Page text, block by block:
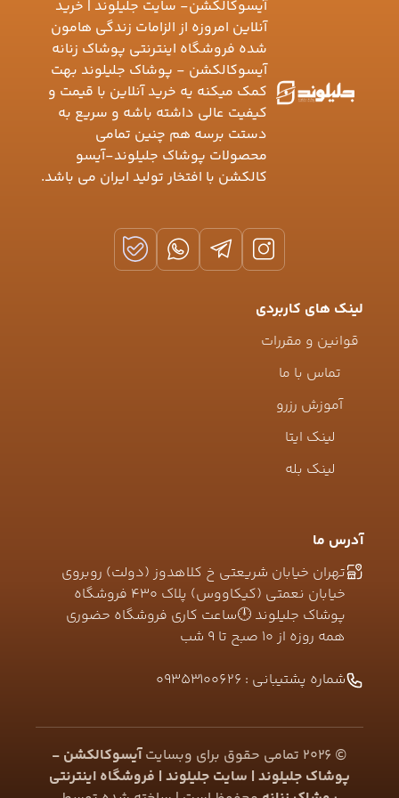
آیسوکالکشن- سایت جلیلوند | خرید
آنلاین امروزه از الزامات زندگی هامون
شده فروشگاه اینترنتی پوشاک زنانه
آیسوکالکشن - پوشاک جلیلوند بهت
کمک میکنه یه خرید آنلاین با قیمت و
کیفیت عالی داشته باشه و سریع به
دستت برسه هم چنین تمامی
محصولات پوشاک جلیلوند-آیسو
کالکشن با افتخار تولید ایران می باشد.
لینک های کاربردی
قوانین و مقررات
تماس با ما
آموزش رزرو
لینک ایتا
لینک بله
آدرس ما
تهران خیابان شریعتی خ کلاهدوز (دولت) روبروی
خیابان نعمتی (کیکاووس) پلاک ۴۳۰ فروشگاه
پوشاک جلیلوند 🕛ساعت کاری فروشگاه حضوری
همه روزه از ۱۰ صبح تا ۹ شب
شماره پشتیبانی : 09353100626
©
2026 تمامی حقوق برای وبسایتآیسوکالکشن -
پوشاک جلیلوند | سایت جلیلوند | فروشگاه اینترنتی